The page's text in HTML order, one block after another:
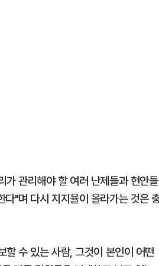
가 관리해야 할 여러 난제들과 현안들
"며 다시 지지율이 올라가는 것은
할 수 있는 사람, 그것이 본인이 어떤